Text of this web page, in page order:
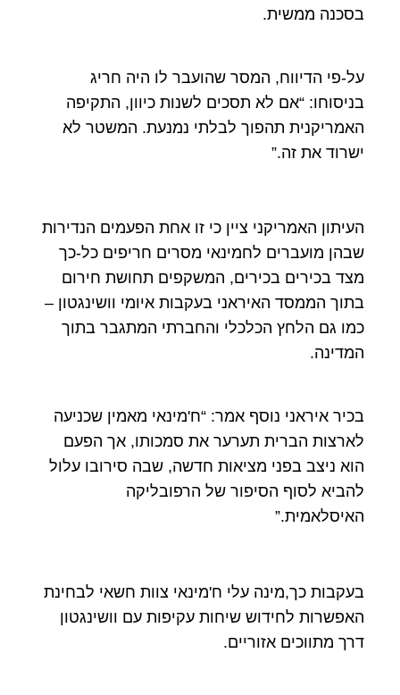
בסכנה ממשית.
על-פי הדיווח, המסר שהועבר לו היה חריג
בניסוחו: “אם לא תסכים לשנות כיוון, התקיפה
האמריקנית תהפוך לבלתי נמנעת. המשטר לא
ישרוד את זה.”
העיתון האמריקני ציין כי זו אחת הפעמים הנדירות
שבהן מועברים לחמינאי מסרים חריפים כל-כך
מצד בכירים בכירים, המשקפים תחושת חירום
בתוך הממסד האיראני בעקבות איומי וושינגטון –
כמו גם הלחץ הכלכלי והחברתי המתגבר בתוך
המדינה.
בכיר איראני נוסף אמר: “ח'מינאי מאמין שכניעה
לארצות הברית תערער את סמכותו, אך הפעם
הוא ניצב בפני מציאות חדשה, שבה סירובו עלול
להביא לסוף הסיפור של הרפובליקה
האיסלאמית.”
בעקבות כך,מינה עלי ח'מינאי צוות חשאי לבחינת
האפשרות לחידוש שיחות עקיפות עם וושינגטון
דרך מתווכים אזוריים.